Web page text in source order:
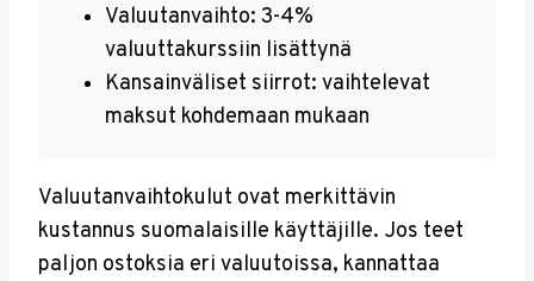
Valuutanvaihto: 3-4%
valuuttakurssiin lisättynä
Kansainväliset siirrot: vaihtelevat
maksut kohdemaan mukaan
Valuutanvaihtokulut ovat merkittävin
kustannus suomalaisille käyttäjille. Jos teet
paljon ostoksia eri valuutoissa, kannattaa